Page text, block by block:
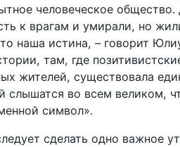
человеческое
к врагам и умирали, но
наша истина, – говорит
там, где
жителей, существовала
слышатся во всем великом,
символ».
сделать одно важное